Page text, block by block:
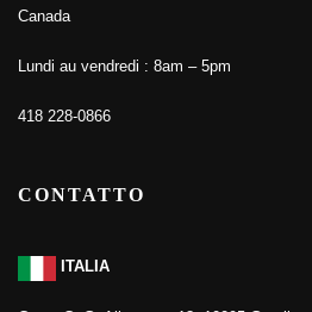
Canada
Lundi au vendredi : 8am – 5pm
418 228-0866
CONTATTO
ITALIA